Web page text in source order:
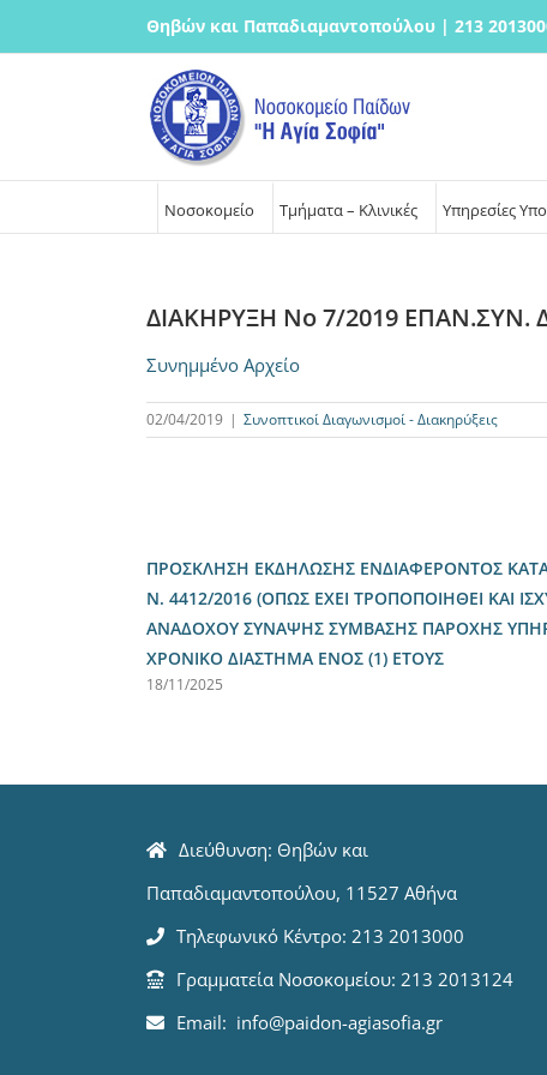
Θηβών και Παπαδιαμαντοπούλου | 213
Νοσοκομείο Τμήματα – Κλινικές Υπηρεσίες
ΔΙΑΚΗΡΥΞΗ Νο 7/2019 ΕΠΑΝ.ΣΥΝ.
Συνημμένο Αρχείο
02/04/2019 | Συνοπτικοί Διαγωνισμοί - Διακηρύξεις
ΠΡΟΣΚΛΗΣΗ ΕΚΔΗΛΩΣΗΣ ΕΝΔΙΑΦΕΡΟΝΤΟΣ ΚΑΤΑ
Ν. 4412/2016 (ΟΠΩΣ ΕΧΕΙ ΤΡΟΠΟΠΟΙΗΘΕΙ ΚΑΙ
ΑΝΑΔΟΧΟΥ ΣΥΝΑΨΗΣ ΣΥΜΒΑΣΗΣ ΠΑΡΟΧΗΣ
ΧΡΟΝΙΚΟ ΔΙΑΣΤΗΜΑ ΕΝΟΣ (1) ΕΤΟΥΣ
18/11/2025
Διεύθυνση: Θηβών και
Παπαδιαμαντοπούλου, 11527 Αθήνα
Τηλεφωνικό Κέντρο: 213 2013000
Γραμματεία Νοσοκομείου: 213 2013124
Email: info@paidon-agiasofia.gr